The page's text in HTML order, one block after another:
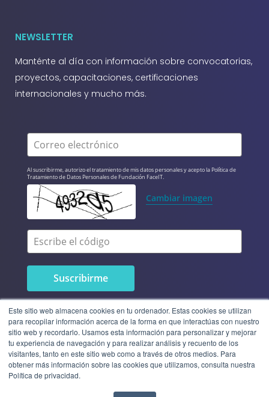
Este sitio web almacena cookies en tu ordenador. Estas cookies se utilizan
para recopilar información acerca de la forma en que interactúas con nuestro
sitio web y recordarlo. Usamos esta información para personalizar y mejorar
tu experiencia de navegación y para realizar análisis y recuento de los
visitantes, tanto en este sitio web como a través de otros medios. Para
obtener más información sobre las cookies que utilizamos, consulta nuestra
Política de privacidad.
NEWSLETTER
Manténte al día con información sobre convocatorias,
proyectos, capacitaciones, certificaciones
internacionales y mucho más.
Correo electrónico
Al suscribirme, autorizo el tratamiento de mis datos personales y acepto la Política de
Tratamiento de Datos Personales de Fundación FaceIT.
Cambiar imagen
Escribe el código